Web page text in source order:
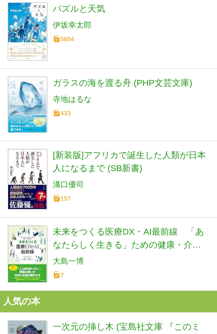
パズルと天気
伊坂幸太郎
5604
ガラスの海を渡る舟 (PHP文芸文庫)
寺地はるな
433
[新装版]アフリカで誕生した人類が日本
人になるまで (SB新書)
溝口優司
157
未来をつくる医療DX・AI最前線 「あ
なたらしく生きる」ための健康・介
護・暮らし
大島一博
7
人気の本
一次元の挿し木 (宝島社文庫 『このミ